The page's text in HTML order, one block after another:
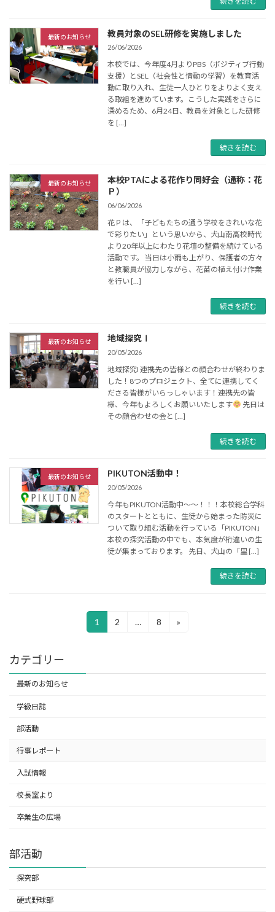
最新のお知らせ 教員対象のSEL研修を実施しました
26/06/2026
本校では、今年度4月よりPBS（ポジティブ行動
支援）とSEL（社会性と情動の学習）を教育活
動に取り入れ、生徒一人ひとりをよりよく支え
る取組を進めています。こうした実践をさらに
深めるため、6月24日、教員を対象とした研修
を […]
続きを読む
最新のお知らせ
本校PTAによる花作り同好会（通称：花
Ｐ）
06/06/2026
花Ｐは、「子どもたちの通う学校をきれいな花
で彩りたい」という思いから、犬山南高校時代
より20年以上にわたり花壇の整備を続けている
活動です。 当日は小雨も上がり、保護者の方々
と教職員が協力しながら、花苗の植え付け作業
を行い […]
続きを読む
最新のお知らせ 地域探究Ⅰ
20/05/2026
地域探究I 連携先の皆様との顔合わせが終わりま
した！8つのプロジェクト、全てに連携してく
ださる皆様がいらっしゃいます！連携先の皆
様、今年もよろしくお願いいたします
先日は
その顔合わせの会と […]
続きを読む
最新のお知らせ PIKUTON活動中！
20/05/2026
今年もPIKUTON活動中〜〜！！！本校総合学科
のスタートとともに、生徒から始まった防災に
ついて取り組む活動を行っている「PIKUTON」
本校の探究活動の中でも、本気度が桁違いの生
徒が集まっております。 先日、犬山の「里 […]
続きを読む
ー
ジ
送
固
定
ジ
1
固
ジ
2 …
固
ジ
8 »
カテゴリー
最新のお知らせ
学級日誌
部活動
行事レポート
入試情報
校長室より
卒業生の広場
部活動
探究部
硬式野球部